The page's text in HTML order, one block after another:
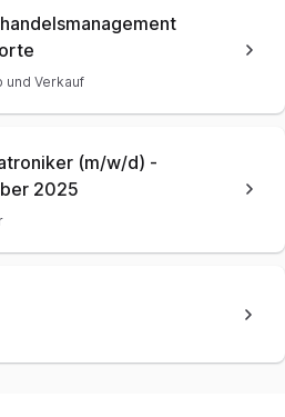
und Verkauf
(m/w/d) -
2025